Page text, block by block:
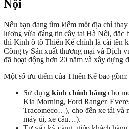
Nội
Nếu bạn đang tìm kiếm một địa chỉ
lượng vừa đáng tin cậy tại Hà Nội, đặc
thì Kính ô tô Thiên Kế chính là cái tên
Công ty Sản xuất thương mại và Dịch
đã hoạt động hơn 20 năm và xây dựng
Một số ưu điểm của Thiên Kế bao gồm:
Sử dụng kính chính hãng cho
Kia Morning, Ford Ranger,
Tracomeco…), cho đến xe tải và
máy ủi, xe cẩu…).